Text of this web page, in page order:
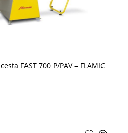
FAST 700 P/PAV – FLAMIC